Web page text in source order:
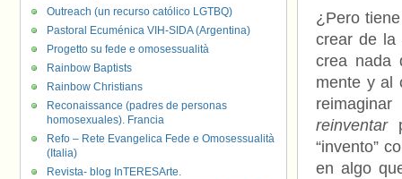
¿Pero
crear de la
crea nada
mente y al
reinventar
“invento”
en algo
Outreach (un recurso católico LGTBQ)
Pastoral Ecuménica VIH-SIDA (Argentina)
Progetto su fede e omosessualità
Rainbow Baptists
Rainbow Christians
Reconaissance (padres de personas
homosexuales). Francia
Refo – Rete Evangelica Fede e Omosessualità
(Italia)
Revista- blog InTERESArte.